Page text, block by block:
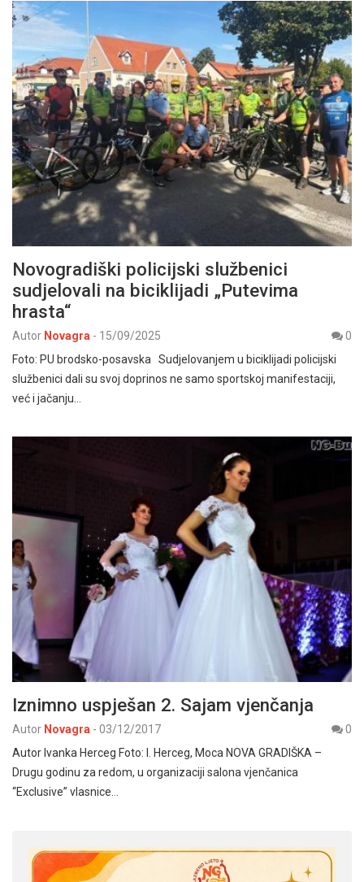
Novogradiški policijski službenici
sudjelovali na biciklijadi „Putevima
hrasta“
Autor Novagra - 15/09/2025
0
Foto: PU brodsko-posavska Sudjelovanjem u biciklijadi policijski
službenici dali su svoj doprinos ne samo sportskoj manifestaciji,
već i jačanju…
Iznimno uspješan 2. Sajam vjenčanja
Autor Novagra - 03/12/2017
0
Autor Ivanka Herceg Foto: I. Herceg, Moca NOVA GRADIŠKA –
Drugu godinu za redom, u organizaciji salona vjenčanica
“Exclusive” vlasnice…